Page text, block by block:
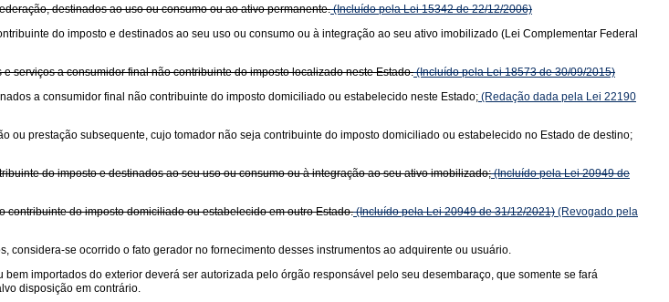
destinados ao uso ou consumo ou ao ativo permanente.(Incluído pela Lei 15342 de 22/12/2006)
do imposto e destinados ao seu uso ou consumo ou à integração ao seu ativo imobilizado (Lei Complementar Federal
serviços a consumidor final não contribuinte do imposto localizado neste Estado.(Incluído pela Lei 18573 de 30/09/2015)
a consumidor final não contribuinte do imposto domiciliado ou estabelecido neste Estado; (Redação dada pela Lei 22190
prestação subsequente, cujo tomador não seja contribuinte do imposto domiciliado ou estabelecido no Estado de destino;
do imposto e destinados ao seu uso ou consumo ou à integração ao seu ativo imobilizado;(Incluído pela Lei 20949 de
do imposto domiciliado ou estabelecido em outro Estado.(Incluído pela Lei 20949 de 31/12/2021) (Revogado pela
se ocorrido o fato gerador no fornecimento desses instrumentos ao adquirente ou usuário.
importados do exterior deverá ser autorizada pelo órgão responsável pelo seu desembaraço, que somente se fará
disposição em contrário.